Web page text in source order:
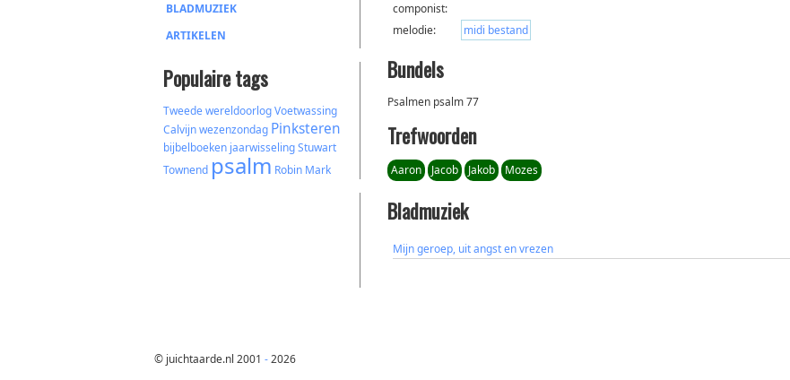
BLADMUZIEK
ARTIKELEN
Populaire tags
Tweede wereldoorlogVoetwassing
Calvijnwezenzondag Pinksteren
bijbelboeken jaarwisselingStuwart
Townend psalm Robin Mark
componist:
melodie:
midi bestand
Bundels
Psalmen psalm 77
Trefwoorden
Aaron Jacob Jakob Mozes
Bladmuziek
Mijn geroep, uit angst en vrezen
© juichtaarde.nl 2001 -2026